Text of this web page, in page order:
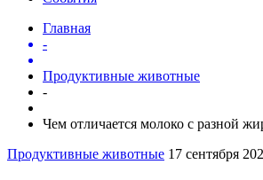
Главная
-
Продуктивные животные
-
Чем отличается молоко с разной
Продуктивные животные 17 сентября